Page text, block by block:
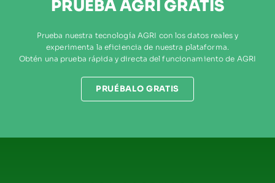
PRUEBA AGRI GRATIS
Prueba nuestra tecnología AGRI con los datos reales y
experimenta la eficiencia de nuestra plataforma.
Obtén una prueba rápida y directa del funcionamiento de AGRI
PRUÉBALO GRATIS